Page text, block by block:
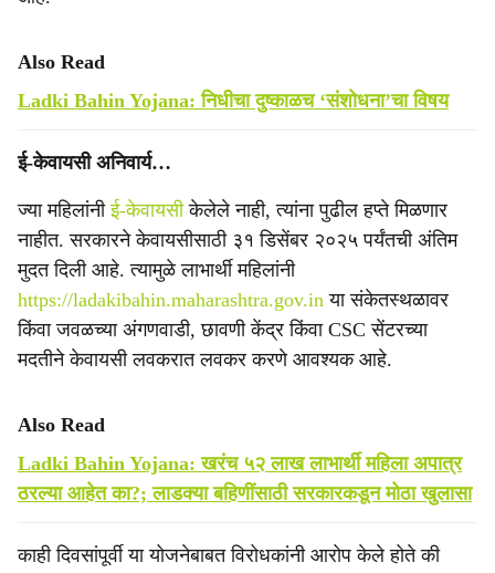
Also Read
Ladki Bahin Yojana: निधीचा दुष्काळच ‘संशोधना’चा विषय
ई-केवायसी अनिवार्य…
ज्या महिलांनीई-केवायसीकेलेले नाही, त्यांना पुढील हप्ते मिळणार
नाहीत. सरकारने केवायसीसाठी ३१ डिसेंबर २०२५ पर्यंतची अंतिम
मुदत दिली आहे. त्यामुळे लाभार्थी महिलांनी
https://ladakibahin.maharashtra.gov.in या संकेतस्थळावर
किंवा जवळच्या अंगणवाडी, छावणी केंद्र किंवा CSC सेंटरच्या
मदतीने केवायसी लवकरात लवकर करणे आवश्यक आहे.
Also Read
Ladki Bahin Yojana: खरंच ५२ लाख लाभार्थी महिला अपात्र
ठरल्या आहेत का?; लाडक्या बहिणींसाठी सरकारकडून मोठा खुलासा
काही दिवसांपूर्वी या योजनेबाबत विरोधकांनी आरोप केले होते की